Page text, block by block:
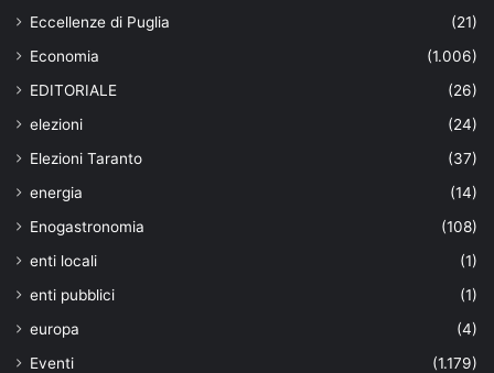
Eccellenze di Puglia
(21)
Economia
(1.006)
EDITORIALE
(26)
elezioni
(24)
Elezioni Taranto
(37)
energia
(14)
Enogastronomia
(108)
enti locali
(1)
enti pubblici
(1)
europa
(4)
Eventi
(1.179)